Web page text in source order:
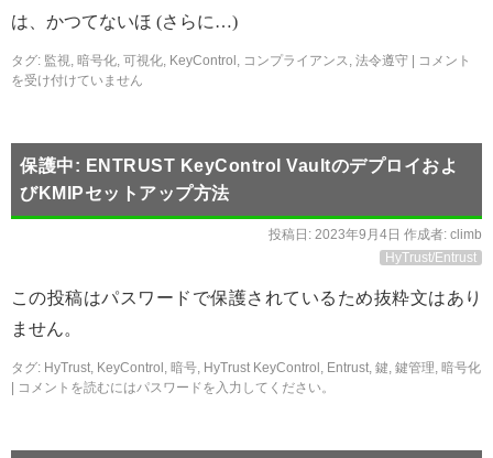
は、かつてないほ (さらに…)
タグ: 監視, 暗号化, 可視化, KeyControl , コンプライアンス, 法令遵守
コメント
を受け付けていません
保護中: ENTRUST KeyControl Vaultのデプロイおよ
びKMIPセットアップ方法
投稿日: 2023年9月4日 作成者: climb
HyTrust/Entrust
この投稿はパスワードで保護されているため抜粋文はあり
ません。
タグ: HyTrust, KeyControl , 暗号, HyTrust KeyControl , Entrust, 鍵, 鍵管理, 暗号化
コメントを読むにはパスワードを入力してください。